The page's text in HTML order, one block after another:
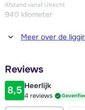
Verder zijn er twee
kan op ca. 150 meter)
Afstand vanaf Utrecht
940 kilometer
Afstand tot restaurant of bar
100 meter (Aar Wirt
ter plaatse
Afstand tot skilift
750 meter (Holzalm)
Meer over de
Reviews
8,5 Heerlijk
4 reviews